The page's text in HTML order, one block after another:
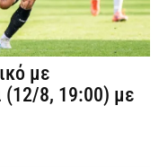
με
(12/8, 19:00) με